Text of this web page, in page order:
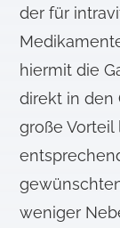
der für
hiermit die
direkt in den
große Vorteil
weniger